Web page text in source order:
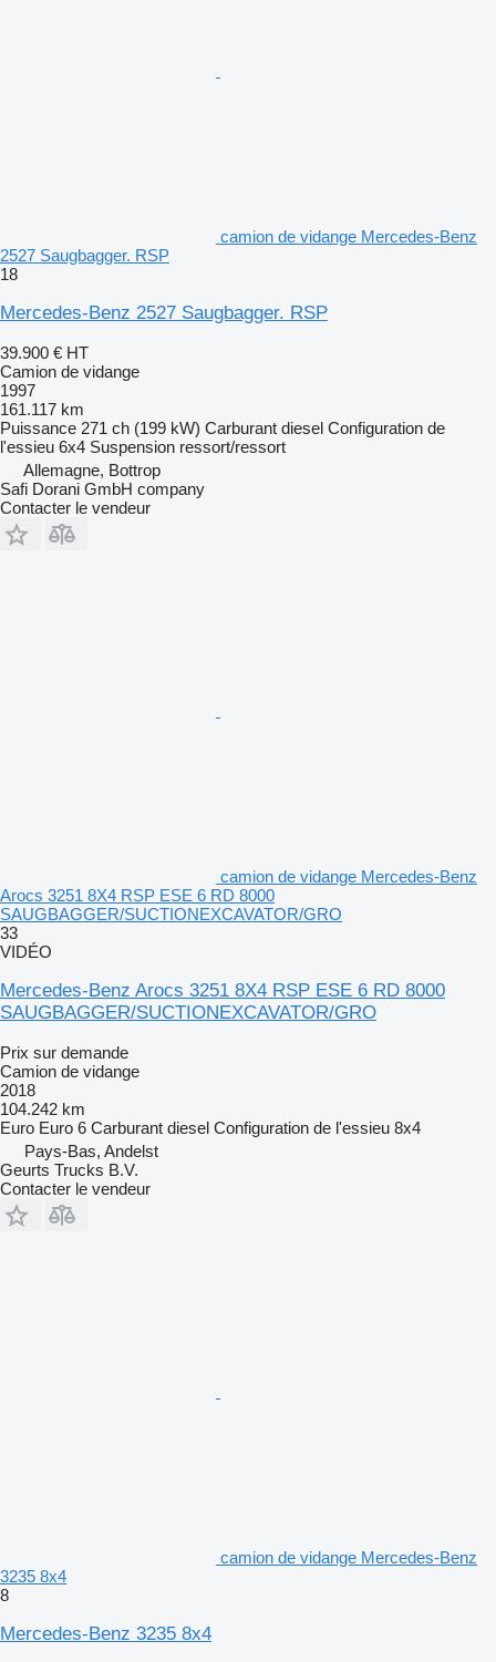
camion de vidange Mercedes-Benz
2527 Saugbagger. RSP
18
Mercedes-Benz 2527 Saugbagger. RSP
39.900 € HT
Camion de vidange
1997
161.117 km
Puissance 271 ch (199 kW) Carburant diesel Configuration de
l'essieu 6x4 Suspension ressort/ressort
Allemagne, Bottrop
Safi Dorani GmbH company
Contacter le vendeur
camion de vidange Mercedes-Benz
Arocs 3251 8X4 RSP ESE 6 RD 8000
SAUGBAGGER/SUCTIONEXCAVATOR/GRO
33
VIDÉO
Mercedes-Benz Arocs 3251 8X4 RSP ESE 6 RD 8000
SAUGBAGGER/SUCTIONEXCAVATOR/GRO
Prix sur demande
Camion de vidange
2018
104.242 km
Euro Euro 6 Carburant diesel Configuration de l'essieu 8x4
Pays-Bas, Andelst
Geurts Trucks B.V.
Contacter le vendeur
camion de vidange Mercedes-Benz
3235 8x4
8
Mercedes-Benz 3235 8x4